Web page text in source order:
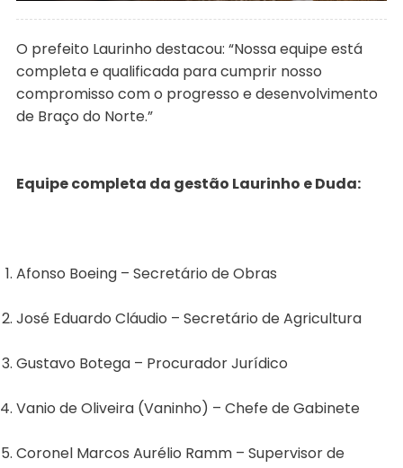
O prefeito Laurinho destacou: “Nossa equipe está
completa e qualificada para cumprir nosso
compromisso com o progresso e desenvolvimento
de Braço do Norte.”
Equipe completa da gestão Laurinho e Duda:
Afonso Boeing – Secretário de Obras
José Eduardo Cláudio – Secretário de Agricultura
Gustavo Botega – Procurador Jurídico
Vanio de Oliveira (Vaninho) – Chefe de Gabinete
Coronel Marcos Aurélio Ramm – Supervisor de